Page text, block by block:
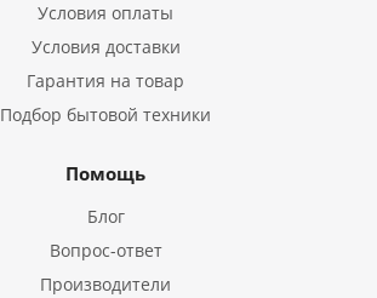
Условия оплаты
Условия доставки
Гарантия на товар
Подбор бытовой техники
Помощь
Блог
Вопрос-ответ
Производители